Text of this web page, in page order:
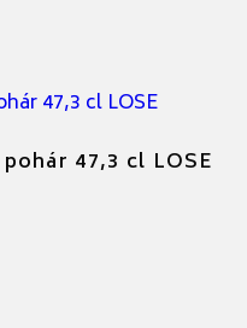
47,3 cl LOSE